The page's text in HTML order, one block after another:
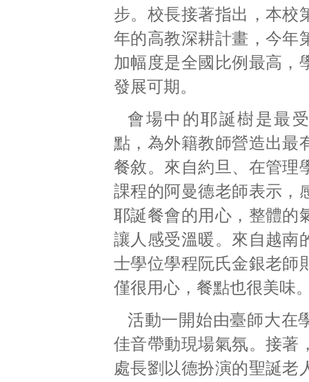
步。校長接著指出，本校
年的高教深耕計畫，今年
加幅度是全國比例最高，
發展可期。
會場中的耶誕樹是最
點，為外籍教師營造出最
餐敘。來自約旦、在管理
課程的阿曼德老師表示，
耶誕餐會的用心，整體的
讓人感受溫暖。來自越南
士學位學程阮氏金銀老師
僅很用心，餐點也很美味
活動一開始由臺師大在
佳音帶動現場氣氛。接著
處長劉以德扮演的聖誕老